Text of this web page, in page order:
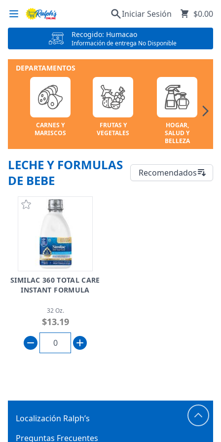
Recogido: Humacao
Información de entrega No Disponible
Iniciar Sesión $0.00
DEPARTAMENTOS
CARNES Y
MARISCOS
FRUTAS Y
VEGETALES
HOGAR,
SALUD Y
BELLEZA
LECHE Y FORMULAS
DE BEBE
Recomendados
SIMILAC 360 TOTAL CARE
INSTANT FORMULA
32 Oz.
$13.19
Localización Ralph’s
Preguntas Frecuentes